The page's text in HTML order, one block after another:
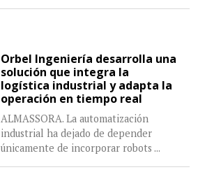
Orbel Ingeniería desarrolla una
solución que integra la
logística industrial y adapta la
operación en tiempo real
ALMASSORA. La automatización
industrial ha dejado de depender
únicamente de incorporar robots ...